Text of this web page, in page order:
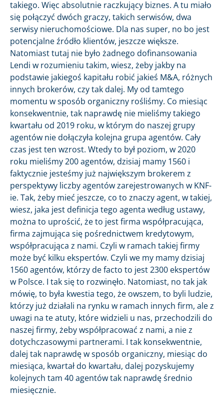
takiego. Więc absolutnie raczkujący biznes. A tu miało
się połączyć dwóch graczy, takich serwisów, dwa
serwisy nieruchomościowe. Dla nas super, no bo jest
potencjalne źródło klientów, jeszcze większe.
Natomiast tutaj nie było żadnego dofinansowania
Lendi w rozumieniu takim, wiesz, żeby jakby na
podstawie jakiegoś kapitału robić jakieś M&A, różnych
innych brokerów, czy tak dalej. My od tamtego
momentu w sposób organiczny rośliśmy. Co miesiąc
konsekwentnie, tak naprawdę nie mieliśmy takiego
kwartału od 2019 roku, w którym do naszej grupy
agentów nie dołączyła kolejna grupa agentów. Cały
czas jest ten wzrost. Wtedy to był poziom, w 2020
roku mieliśmy 200 agentów, dzisiaj mamy 1560 i
faktycznie jesteśmy już największym brokerem z
perspektywy liczby agentów zarejestrowanych w KNF-
ie. Tak, żeby mieć jeszcze, co to znaczy agent, w takiej,
wiesz, jaka jest definicja tego agenta według ustawy,
można to uprościć, że to jest firma współpracująca,
firma zajmująca się pośrednictwem kredytowym,
współpracująca z nami. Czyli w ramach takiej firmy
może być kilku ekspertów. Czyli we my mamy dzisiaj
1560 agentów, którzy de facto to jest 2300 ekspertów
w Polsce. I tak się to rozwinęło. Natomiast, no tak jak
mówię, to była kwestia tego, że owszem, to byli ludzie,
którzy już działali na rynku w ramach innych firm, ale z
uwagi na te atuty, które widzieli u nas, przechodzili do
naszej firmy, żeby współpracować z nami, a nie z
dotychczasowymi partnerami. I tak konsekwentnie,
dalej tak naprawdę w sposób organiczny, miesiąc do
miesiąca, kwartał do kwartału, dalej pozyskujemy
kolejnych tam 40 agentów tak naprawdę średnio
miesięcznie.